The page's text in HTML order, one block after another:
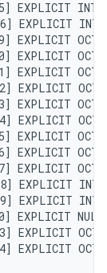
EXPLICIT
EXPLICIT
EXPLICIT
EXPLICIT
EXPLICIT
EXPLICIT
EXPLICIT
EXPLICIT
EXPLICIT
EXPLICIT
EXPLICIT
EXPLICIT
EXPLICIT
EXPLICIT
EXPLICIT
EXPLICIT